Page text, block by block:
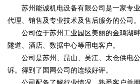
苏州能诚机电设备有限公司是一家专
代理、销售及专业技术及售后服务的公司。
公司位于苏州工业园区美丽的金鸡湖
隧道、酒店、数据中心等用电客户。
公司是苏州、昆山、吴江、太仓供电
诉。得到了国网公司的连续好评。